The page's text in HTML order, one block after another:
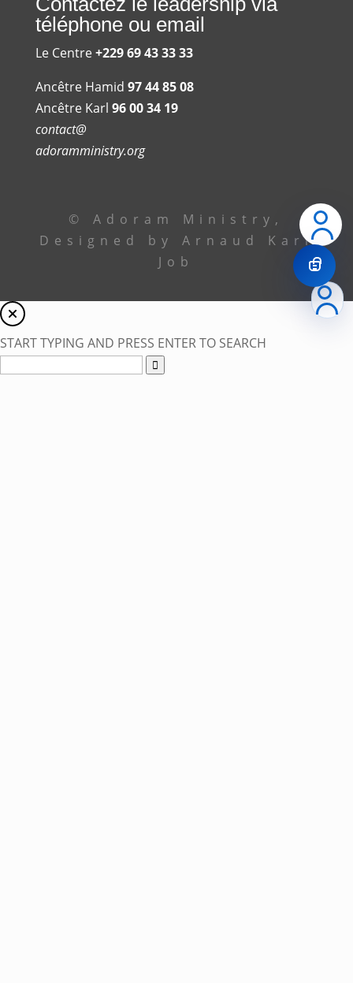
téléphone ou email
Le Centre+229 69 43 33 33
Ancêtre Hamid 97 44 85 08
Ancêtre Karl 96 00 34 19
contact@
adoramministry.org
© Adoram Ministry,
Designed by Arnaud Karl
Job
START TYPING AND PRESS ENTER TO SEARCH